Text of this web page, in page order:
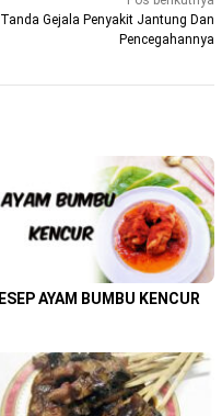
Tanda Gejala Penyakit Jantung Dan
Pencegahannya
AYAM BUMBU KENCUR